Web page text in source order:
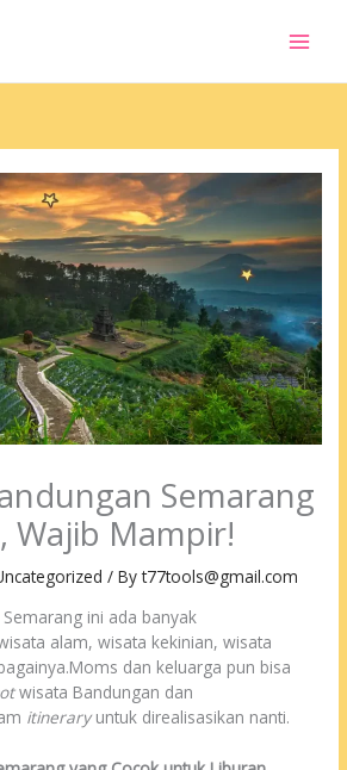
Semarang
Wajib Mampir!
/ Byt77tools@gmail.com
ini ada banyak
alam, wisata kekinian, wisata
dan keluarga pun bisa
wisata Bandungan dan
itineraryuntuk direalisasikan nanti.